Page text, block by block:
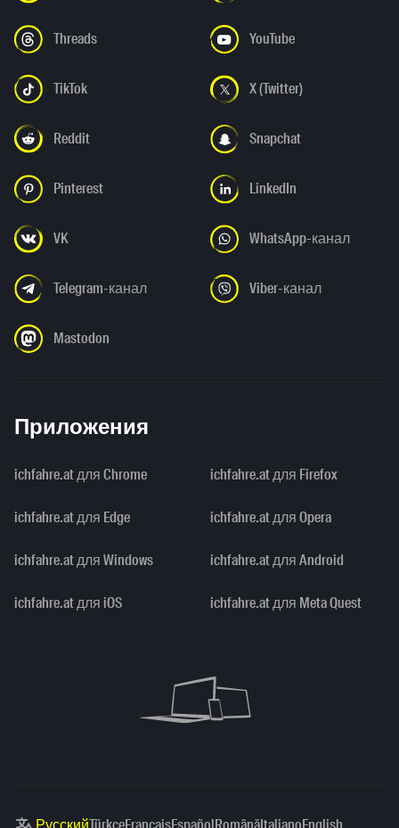
Threads YouTube
TikTok X (Twitter)
Reddit Snapchat
Pinterest LinkedIn
VK WhatsApp-канал
Telegram-канал Viber-канал
Mastodon
Приложения
ichfahre.at для Chrome ichfahre.at для Firefox
ichfahre.at для Edge ichfahre.at для Opera
ichfahre.at для Windows ichfahre.at для Android
ichfahre.at для iOS ichfahre.at для Meta Quest